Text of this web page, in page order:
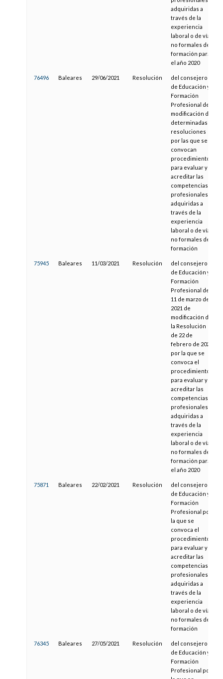
adquiridas a
través de la
experiencia
laboral o de vías
no formales de
formación para
el año 2020
76496 Baleares 29/06/2021 Resolución
del consejero
de Educación y
Formación
Profesional de
modificación de
determinadas
resoluciones
por las que se
convocan
procedimientos
para evaluar y
acreditar las
competencias
profesionales
adquiridas a
través de la
experiencia
laboral o de vías
no formales de
formación
75945 Baleares 11/03/2021 Resolución
del consejero
de Educación y
Formación
Profesional de
11 de marzo de
2021 de
modificación de
la Resolución
de 22 de
febrero de 2021
por la que se
convoca el
procedimiento
para evaluar y
acreditar las
competencias
profesionales
adquiridas a
través de la
experiencia
laboral o de vías
no formales de
formación para
el año 2020
75871 Baleares 22/02/2021 Resolución
del consejero
de Educación y
Formación
Profesional por
la que se
convoca el
procedimiento
para evaluar y
acreditar las
competencias
profesionales
adquiridas a
través de la
experiencia
laboral o de vías
no formales de
formación
76345 Baleares 27/05/2021 Resolución
del consejero
de Educación y
Formación
Profesional por